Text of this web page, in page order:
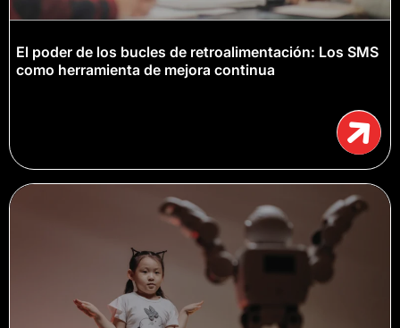
El poder de los bucles de retroalimentación: Los SMS
como herramienta de mejora continua